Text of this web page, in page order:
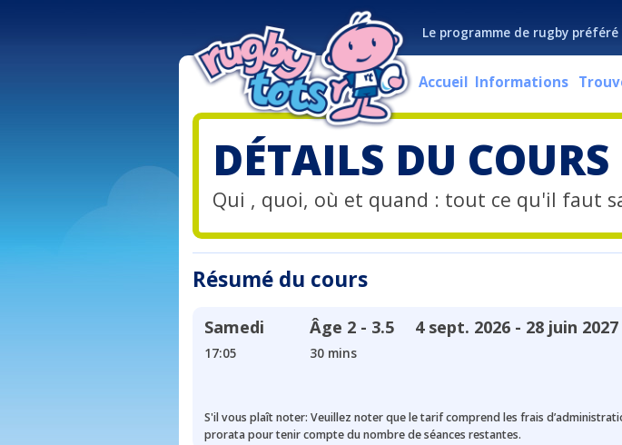
Le programme de rugby
Accueil Informations
DÉTAILS DU COURS
Qui , quoi, où et quand : tout ce qu'il faut
Résumé du cours
Samedi
17:05
Âge 2 - 3.5
30 mins
4 sept. 2026 - 28 juin 2027
S'il vous plaît noter: Veuillez noter que le tarif comprend les frais
prorata pour tenir compte du nombre de séances restantes.